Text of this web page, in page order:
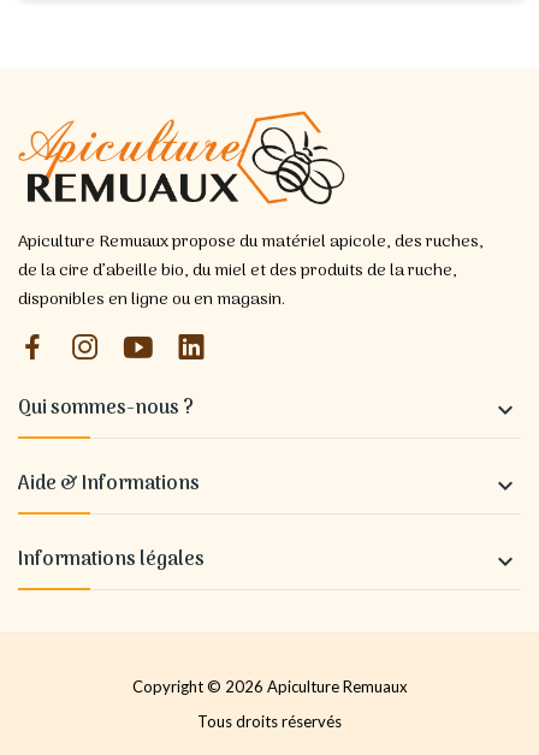
Apiculture Remuaux propose du matériel apicole, des ruches,
de la cire d’abeille bio, du miel et des produits de la ruche,
disponibles en ligne ou en magasin.
Qui sommes-nous ? 
Aide & Informations 
Informations légales 
Copyright © 2026 Apiculture Remuaux
Tous droits réservés